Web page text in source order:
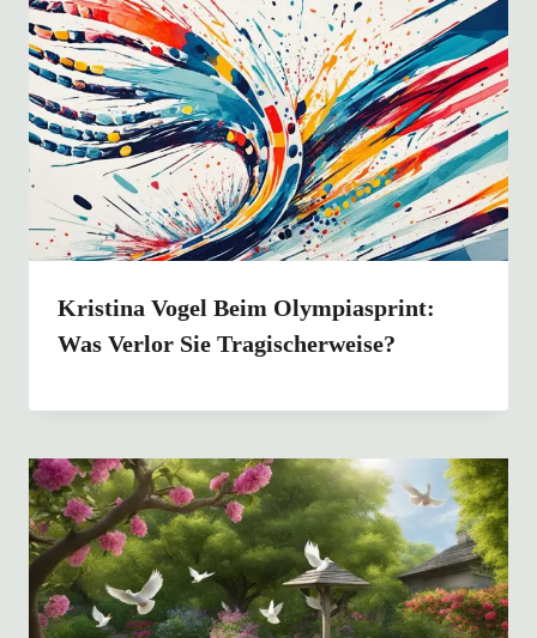
Kristina Vogel Beim Olympiasprint:
Was Verlor Sie Tragischerweise?